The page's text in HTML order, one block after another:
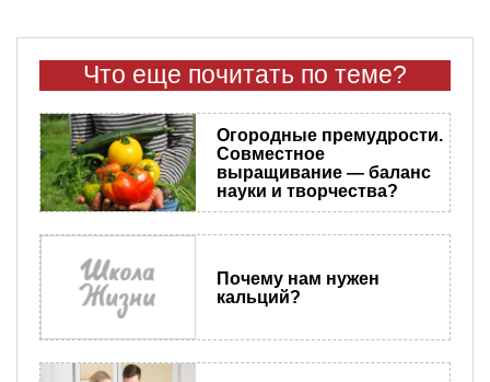
Что еще почитать по теме?
Огородные премудрости.
Совместное
выращивание — баланс
науки и творчества?
Почему нам нужен
кальций?